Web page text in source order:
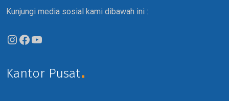
Kunjungi media sosial kami dibawah ini :
Kantor Pusat